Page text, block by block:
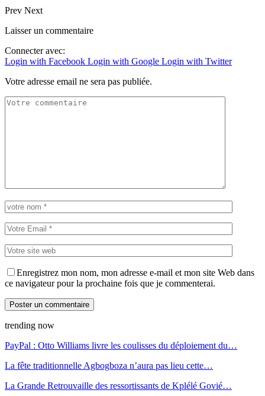
Prev Next
Laisser un commentaire
Connecter avec:
Login with Facebook Login with Google Login with Twitter
Votre adresse email ne sera pas publiée.
Enregistrez mon nom, mon adresse e-mail et mon site Web dans
ce navigateur pour la prochaine fois que je commenterai.
trending now
PayPal : Otto Williams livre les coulisses du déploiement du…
La fête traditionnelle Agbogboza n’aura pas lieu cette…
La Grande Retrouvaille des ressortissants de Kplélé Govié…